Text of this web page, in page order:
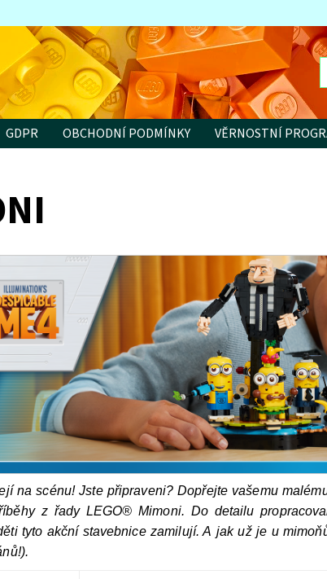
GDPR OBCHODNÍ PODMÍNKY VĚRNOSTNÍ
na scénu! Jste připraveni? Dopřejte vašemu
z řady LEGO® Mimoni. Do detailu
tyto akční stavebnice zamilují. A jak už je u